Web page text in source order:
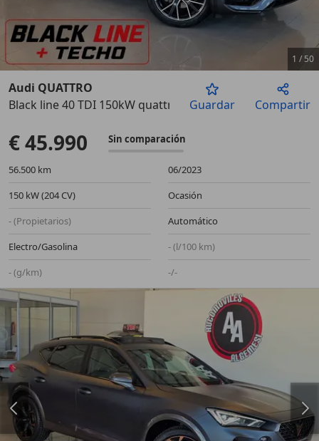
Anterior
1 / 50
Audi QUATTRO
Black line 40 TDI 150kW quattro-ultraGuardar Compartir
€ 45.990 Sin comparación
56.500 km
06/2023
150 kW (204 CV)
Ocasión
- (Propietarios)
Automático
Electro/Gasolina
- (l/100 km)
- (g/km)
-/-